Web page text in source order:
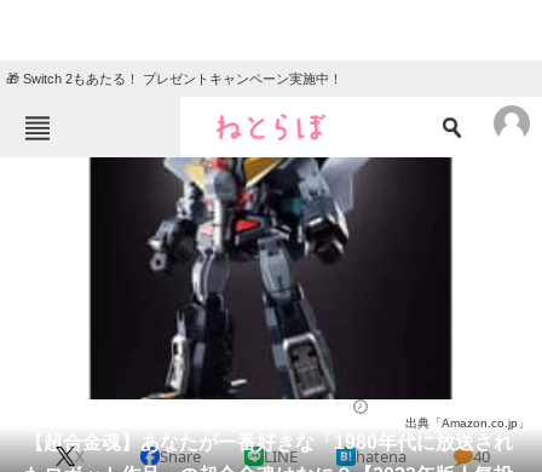
🎁 Switch 2もあたる！ プレゼントキャンペーン実施中！
ねとらぼメニュー
ニュース
クイズ
地域
教育・育児
リサーチ
会員記事
【超合金魂】あなたが一番好きな「1980年代に放送され
出典「Amazon.co.jp」
X Share LINE hatena 40